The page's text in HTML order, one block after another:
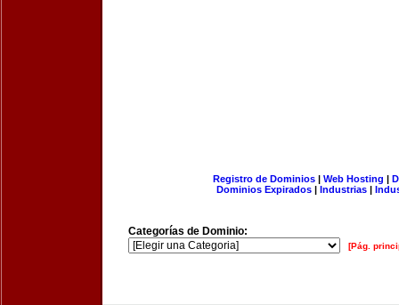
Registro de Dominios| Web Hosting |
Dominios Expirados | Industrias |
Categorías de Dominio:
[Pág.